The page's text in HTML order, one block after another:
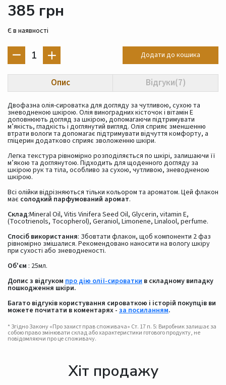
385 грн
Є в наявності
1 Додати до кошика
Опис Відгуки(7)
Двофазна олія-сироватка для догляду за чутливою, сухою та
зневодненою шкірою. Олія виноградних кісточок і вітамін Е
доповнюють догляд за шкірою, допомагаючи підтримувати
м’якість, гладкість і доглянутий вигляд. Олія сприяє зменшенню
втрати вологи та допомагає підтримувати відчуття комфорту, а
гліцерин додатково сприяє зволоженню шкіри.
Легка текстура рівномірно розподіляється по шкірі, залишаючи її
м’якою та доглянутою. Підходить для щоденного догляду за
шкірою рук та тіла, особливо за сухою, чутливою, зневодненою
шкірою.
Всі олійки відрізняються тільки кольором та ароматом. Цей флакон
має солодкий парфумований аромат.
Склад:Mineral Oil, Vitis Vinifera Seed Oil, Glycerin, vitamin E,
(Tocotrienols, Tocopherol), Geraniol, Limonene, Linalool, perfume.
Спосіб використання: Збовтати флакон, щоб компоненти 2 фаз
рівномірно змішалися. Рекомендовано наносити на вологу шкіру
при сухості або зневодненості.
Об'єм : 25мл.
Допис з відгуком про дію олії-сироватки в складному випадку
пошкодження шкіри.
Багато відгуків користування сироваткою і історій покупців ви
можете почитати в коментарях - за посиланням.
* Згідно Закону «Про захист прав споживача» Ст. 17 п. 5: Виробник залишає за
собою право змінювати склад або характеристики готового продукту, не
повідомляючи про це споживачу.
Хіт продажу